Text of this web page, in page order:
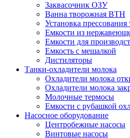
Заквасочник ОЗУ
Ванна творожная ВТН
Установка
Емкости из
Емкости для
Емкость с мешалкой
Дистиляторы
Танки-охладители молока
Охладители молока
Охладители молока
Молочные термосы
Емкости с рубашкой
Насосное оборудование
Центробежные насосы
Винтовые насосы